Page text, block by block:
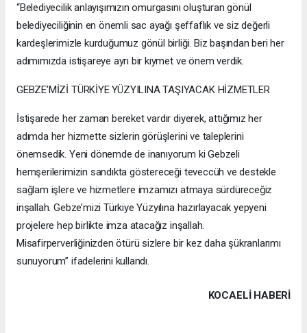
“Belediyecilik anlayışımızın omurgasını oluşturan gönül
belediyeciliğinin en önemli sac ayağı şeffaflık ve siz değerli
kardeşlerimizle kurduğumuz gönül birliği. Biz başından beri her
adımımızda istişareye ayrı bir kıymet ve önem verdik.
GEBZE’MİZİ TÜRKİYE YÜZYILINA TAŞIYACAK HİZMETLER
İstişarede her zaman bereket vardır diyerek, attığımız her
adımda her hizmette sizlerin görüşlerini ve taleplerini
önemsedik. Yeni dönemde de inanıyorum ki Gebzeli
hemşerilerimizin sandıkta göstereceği teveccüh ve destekle
sağlam işlere ve hizmetlere imzamızı atmaya sürdüreceğiz
inşallah. Gebze’mizi Türkiye Yüzyılına hazırlayacak yepyeni
projelere hep birlikte imza atacağız inşallah.
Misafirperverliğinizden ötürü sizlere bir kez daha şükranlarımı
sunuyorum” ifadelerini kullandı.
KOCAELI HABERİ